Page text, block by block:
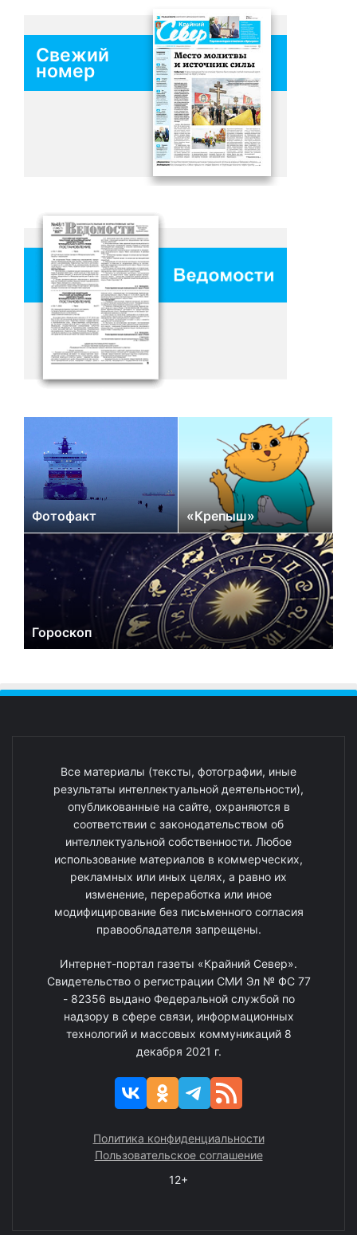
Свежий
номер
Фотофакт «Крепыш»
Гороскоп
Все материалы (тексты, фотографии, иные
результаты интеллектуальной деятельности),
опубликованные на сайте, охраняются в
соответствии с законодательством об
интеллектуальной собственности. Любое
использование материалов в коммерческих,
рекламных или иных целях, а равно их
изменение, переработка или иное
модифицирование без письменного согласия
правообладателя запрещены.
Интернет-портал газеты «Крайний Север».
Свидетельство о регистрации СМИ Эл № ФС 77
- 82356 выдано Федеральной службой по
надзору в сфере связи, информационных
технологий и массовых коммуникаций 8
декабря 2021 г.
Политика конфиденциальности
Пользовательское соглашение
12+